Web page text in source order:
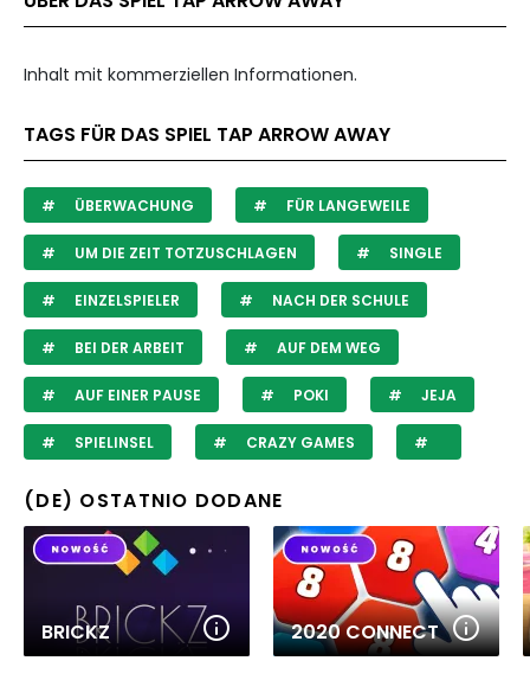
Inhalt mit kommerziellen Informationen.
TAGS FÜR DAS SPIEL TAP ARROW AWAY
ÜBERWACHUNG FÜR LANGEWEILE
UM DIE ZEIT TOTZUSCHLAGEN SINGLE
EINZELSPIELER NACH DER SCHULE
BEI DER ARBEIT AUF DEM WEG
AUF EINER PAUSE POKI JEJA
SPIELINSEL CRAZY GAMES
(DE) OSTATNIO DODANE
BRICKZ 2020 CONNECT